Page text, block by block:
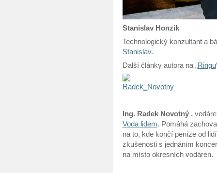
Stanislav Honzík
Technologický konzultant a
Stanislav.
Další články autora na „Ringu
Ing. Radek Novotný ,
Voda lidem. Pomáhá
na to, kde končí peníze od
zkušenosti s jednáním
na místo okresních vodáren.